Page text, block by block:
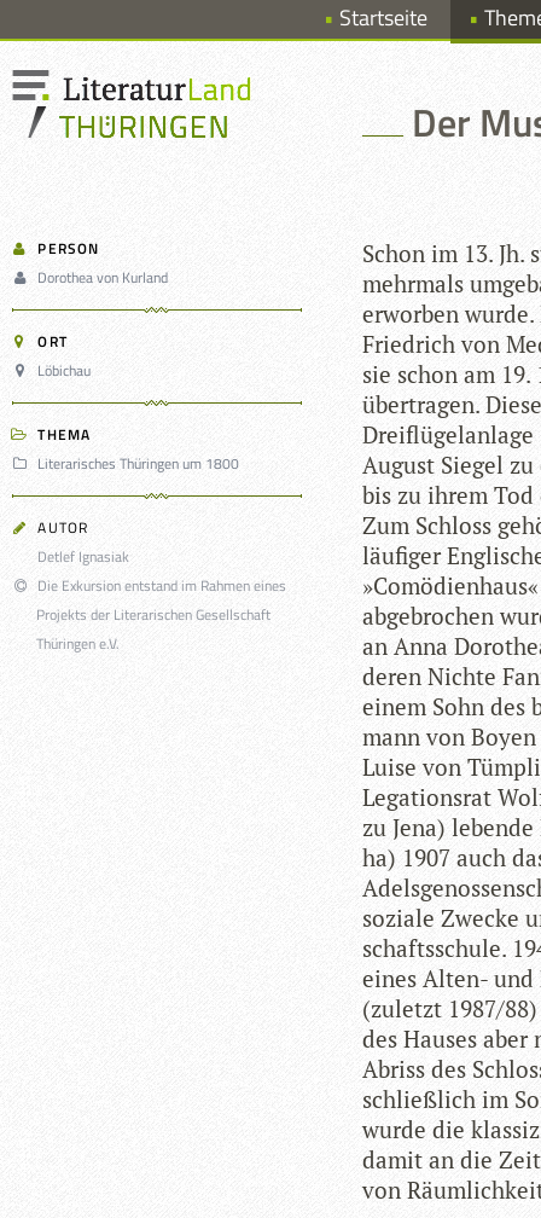
Startseite
Der
PERSON
Dorothea von Kurland
ORT
Löbichau
THEMA
Literarisches Thüringen um 1800
AUTOR
Detlef Ignasiak
Die Exkursion entstand im Rahmen eines
Projekts der Literarischen Gesellschaft
Thüringen e.V.
Schon im 13. Jh.
mehr­mals
erwor­ben
Fried­rich von
sie schon am
über­tra­gen.
Drei­flü­gel­an­lage
August Sie­gel
bis zu ihrem
Zum Schloss
läu­fi­ger
abge­bro­chen
an Anna
deren Nichte
einem Sohn des
mann von
Luise von
Lega­ti­ons­rat
zu Jena)
ha) 1907 auch
soziale Zwe­cke
schafts­schule.
eines Alten- und
(zuletzt 1987/
des Hau­ses
Abriss des
schließ­lich im
wurde die
damit an die
von